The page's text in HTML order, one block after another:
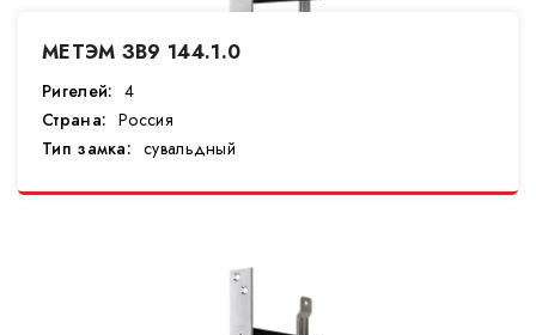
МЕТЭМ ЗВ9 144.1.0
Ригелей: 4
Страна: Россия
Тип замка: сувальдный